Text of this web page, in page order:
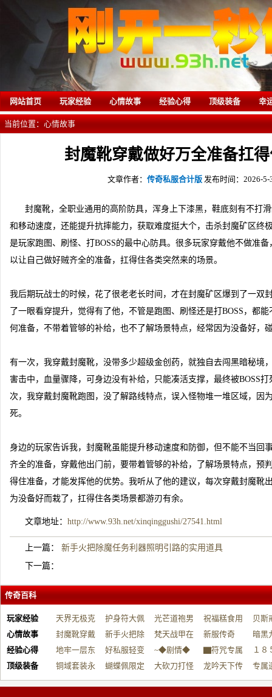
网站首页 玩家经验 心情故事 经验心得 顶级装备 幸
当前位置： 心情故事
封魔靴穿戴做好万全准备扛
文章作者： 传奇私服合计版 发布时间：2026-5-
封魔靴，全职业通用的高阶防具，浑身上下漆黑，鞋底刻有不打
和移动速度，还能提升抗摔能力，获取难度挺大个，击杀封魔矿区终
是玩家跑图、刷怪、打BOSS的最中心防具。很多玩家穿戴他不做准
以让自己做好贼齐全的准备，扛得住各类突然来的场景。
我后期玩战士的时候，花了很老老长时间，才在封魔矿区爆到了一双
了一眼看穿提升，觉得有了他，不管是跑图、刷怪还是打BOSS，都
何准备，不带着管够的补给，也不了解场景特点，经常因为没备好，
有一次，我穿戴封魔靴，没带多少超级金创药，就独自去闯黑暗秘境
害击中，血量骤降，可身边没有补给，只能凑活支撑，最终被BOSS
次，我穿戴封魔靴跑图，没了解路线特点，误入怪物堆一堆区域，因
死。
身边的玩家告诉我，封魔靴虽能提升移动速度和防御，但不能不当回
齐全的准备，穿戴他出门前，要带着管够的补给，了解场景特点，预
得住准备，才能发挥他的优势。我听从了他的建议，每次穿戴封魔靴
为没备好而栽了，扛得住各类场景都游刃有余。
文章地址： http://www.93h.net/xinqinggushi/27541.html
上一篇： 新手火把除魔任务利器照明引路的实用道具
下一篇：
传奇百科
玩家经验
天界无极克
制…
护身符大佩
戴…
光芒道袍男
战…
祝福糕食用
帮…
贝斯
开…
心情故事
封魔靴穿戴
做…
新手火把除
魔…
梵天战甲在
手…
新服传奇
暗
经验心得
地牢一层东
用…
好私服轻变
微…
~◆剧情◆
无…
▇符咒专属
＜…
１８
血…
顶级装备
铜域套装永
久…
蝴蝶佩限定
规…
大砍刀打怪
全…
龙吟天下传
奇…
专属
器…